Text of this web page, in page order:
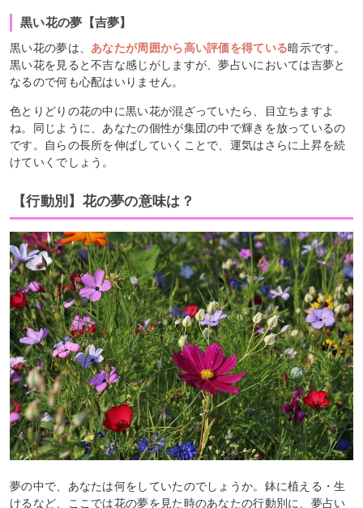
黒い花の夢【吉夢】
黒い花の夢は、 あなたが周囲から高い評価を得ている暗示です。
黒い花を見ると不吉な感じがしますが、夢占いにおいては吉夢と
なるので何も心配はいりません。
色とりどりの花の中に黒い花が混ざっていたら、目立ちますよ
ね。同じように、あなたの個性が集団の中で輝きを放っているの
です。自らの長所を伸ばしていくことで、運気はさらに上昇を続
けていくでしょう。
【行動別】花の夢の意味は？
夢の中で、あなたは何をしていたのでしょうか。鉢に植える・生
けるなど、ここでは花の夢を見た時のあなたの行動別に、夢占い